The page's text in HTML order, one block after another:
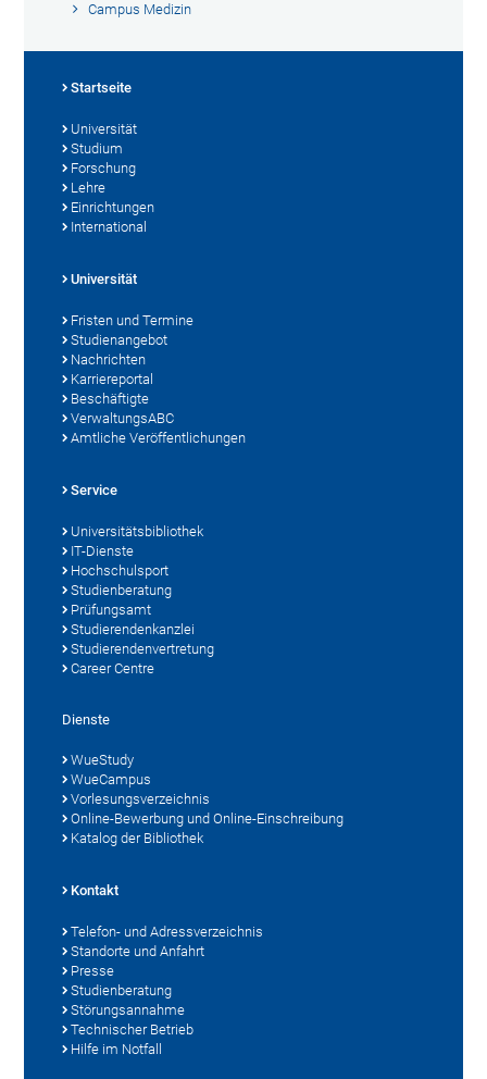
Campus Medizin
Startseite
Universität
Studium
Forschung
Lehre
Einrichtungen
International
Universität
Fristen und Termine
Studienangebot
Nachrichten
Karriereportal
Beschäftigte
VerwaltungsABC
Amtliche Veröffentlichungen
Service
Universitätsbibliothek
IT-Dienste
Hochschulsport
Studienberatung
Prüfungsamt
Studierendenkanzlei
Studierendenvertretung
Career Centre
Dienste
WueStudy
WueCampus
Vorlesungsverzeichnis
Online-Bewerbung und Online-Einschreibung
Katalog der Bibliothek
Kontakt
Telefon- und Adressverzeichnis
Standorte und Anfahrt
Presse
Studienberatung
Störungsannahme
Technischer Betrieb
Hilfe im Notfall